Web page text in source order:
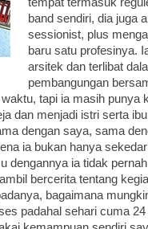
band sendiri, dia juga
sessionist, plus
baru satu profesinya.
arsitek dan terlibat
pembangungan
tapi ia masih punya
dan menjadi istri serta
dengan saya, sama
ia bukan hanya
dengannya ia tidak
bercerita tentang
bagaimana
padahal sehari cuma